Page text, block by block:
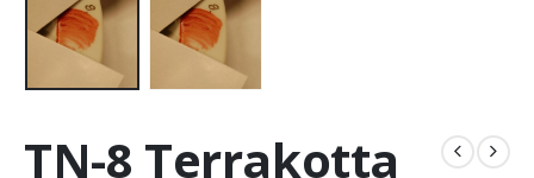
TN-8 Terrakotta